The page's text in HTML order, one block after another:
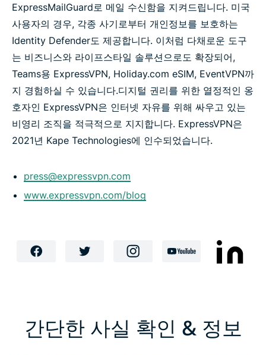
ExpressMailGuard로 메일 수신함을 지켜드립니다. 미국
사용자의 경우, 각종 사기로부터 개인정보를 보호하는
Identity Defender도 제공합니다. 이처럼 다채로운 도구
는 비즈니스와 라이프스타일 솔루션으로도 확장되어,
Teams용 ExpressVPN, Holiday.com eSIM, EventVPN까
지 경험하실 수 있습니다.디지털 권리를 위한 열정적인 옹
호자인 ExpressVPN은 인터넷 자유를 위해 싸우고 있는
비영리 조직을 적극적으로 지지합니다. ExpressVPN은
2021년 Kape Technologies에 인수되었습니다.
press@expressvpn.com
www.expressvpn.com/blog
간단한 사실 확인 & 정보